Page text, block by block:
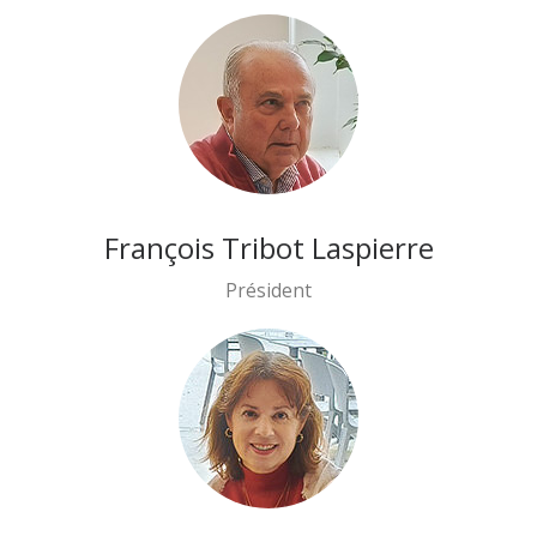
François Tribot Laspierre
Président